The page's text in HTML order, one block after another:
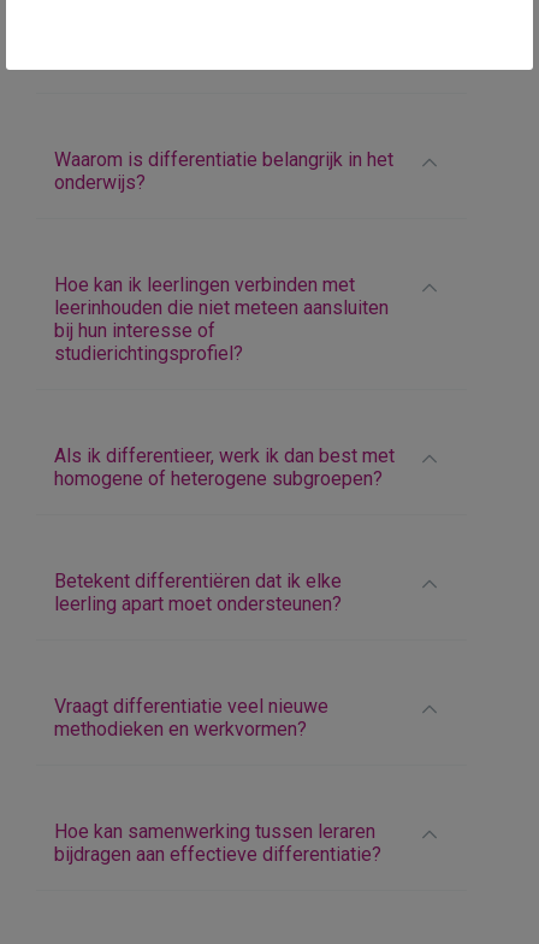
Waarom is differentiatie belangrijk in het
onderwijs?
Hoe kan ik leerlingen verbinden met
leerinhouden die niet meteen aansluiten
bij hun interesse of
studierichtingsprofiel?
Als ik differentieer, werk ik dan best met
homogene of heterogene subgroepen?
Betekent differentiëren dat ik elke
leerling apart moet ondersteunen?
Vraagt differentiatie veel nieuwe
methodieken en werkvormen?
Hoe kan samenwerking tussen leraren
bijdragen aan effectieve differentiatie?